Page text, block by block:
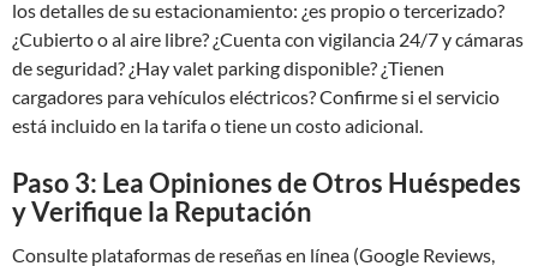
los detalles de su estacionamiento: ¿es propio o tercerizado?
¿Cubierto o al aire libre? ¿Cuenta con vigilancia 24/7 y cámaras
de seguridad? ¿Hay valet parking disponible? ¿Tienen
cargadores para vehículos eléctricos? Confirme si el servicio
está incluido en la tarifa o tiene un costo adicional.
Paso 3: Lea Opiniones de Otros Huéspedes
y Verifique la Reputación
Consulte plataformas de reseñas en línea (Google Reviews,